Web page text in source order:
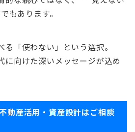
もあります。
「使わない」という選択。
に向けた深いメッセージが込め
動産活用・資産設計はご相談